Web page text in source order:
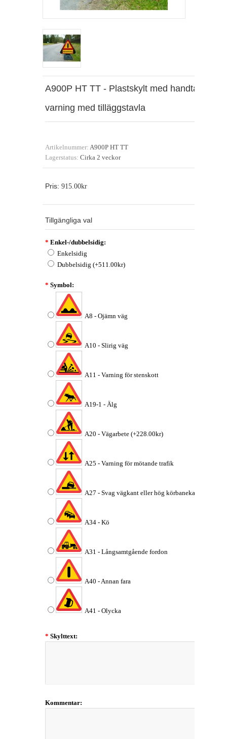
A900P HT TT - Plastskylt med handtag,
varning med tilläggstavla
Artikelnummer: A900P HT TT
Lagerstatus: Cirka 2 veckor
Pris: 915.00kr
Tillgängliga val
* Enkel-/dubbelsidig:
Enkelsidig
Dubbelsidig (+511.00kr)
* Symbol:
A8 - Ojämn väg
A10 - Slirig väg
A11 - Varning för stenskott
A19-1 - Älg
A20 - Vägarbete (+228.00kr)
A25 - Varning för mötande trafik
A27 - Svag vägkant eller hög körbanekant
A34 - Kö
A31 - Långsamtgående fordon
A40 - Annan fara
A41 - Olycka
* Skylttext:
Kommentar: